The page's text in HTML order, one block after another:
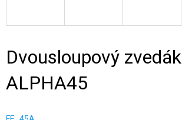
Dvousloupový zvedák
ALPHA45